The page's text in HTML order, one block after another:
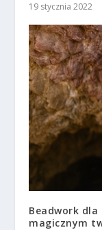
19 stycznia 2022
Beadwork
magicznym